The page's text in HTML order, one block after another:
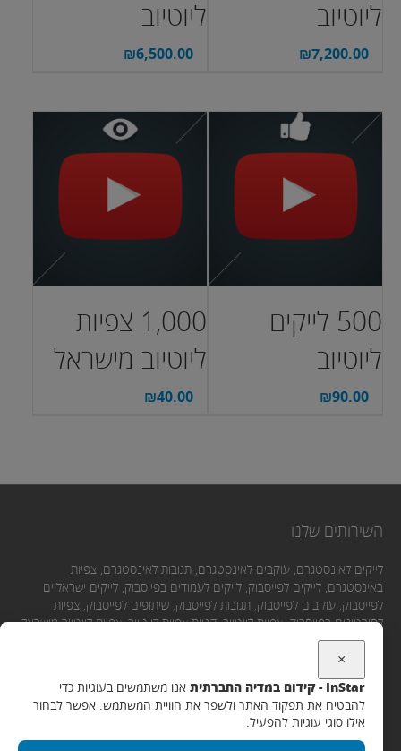
ליוטיוב
₪7,200.00
ליוטיוב
₪6,500.00
500 לייקים
ליוטיוב
₪90.00
1,000 צפיות
ליוטיוב מישראל
₪40.00
השירותים שלנו
לייקים לאינסטגרם, עוקבים לאינסטגרם, תגובות לאינסטגרם, צפיות
באינסטגרם, לייקים לפייסבוק, לייקים לעמודים בפייסבוק, לייקים ישראליים
לפייסבוק, עוקבים לפייסבוק, תגובות לפייסבוק, שיתופים לפייסבוק, צפיות
לסירטונים בפייסבוק, צפיות ליוטיוב, קניית צפיות ליוטיוב, צפיות ליוטיוב מישראל,
לייקים ליוטיוב, תגובות ליוטיוב, מנויים ליוטיוב.
יצירת קשר
אימייל:
×
InStar - קידום במדיה החברתית
אנו משתמשים בעוגיות כדי
להבטיח את תפקוד האתר ולשפר את חוויית המשתמש. אפשר לבחור
אילו סוגי עוגיות להפעיל.